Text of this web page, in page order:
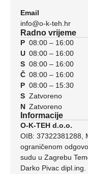
Email
info@o-k-teh.hr
Radno vrijeme
P
U
S
Č
P
S
N
08:00 – 16:00
08:00 – 16:00
08:00 – 16:00
08:00 – 16:00
08:00 – 15:30
Zatvoreno
Zatvoreno
Informacije
O-K-TEH d.o.o.
OIB: 37322381288,
ograničenom
sudu u Zagrebu
Darko Pivac dipl.ing.